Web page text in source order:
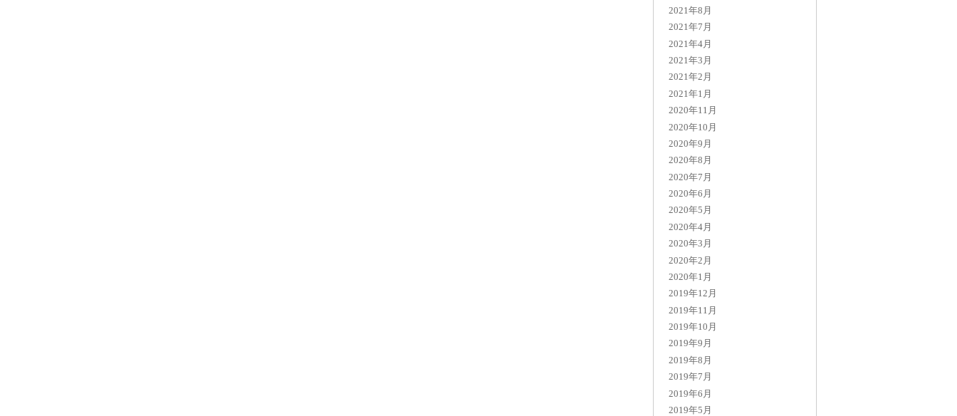
2021年8月
2021年7月
2021年4月
2021年3月
2021年2月
2021年1月
2020年11月
2020年10月
2020年9月
2020年8月
2020年7月
2020年6月
2020年5月
2020年4月
2020年3月
2020年2月
2020年1月
2019年12月
2019年11月
2019年10月
2019年9月
2019年8月
2019年7月
2019年6月
2019年5月